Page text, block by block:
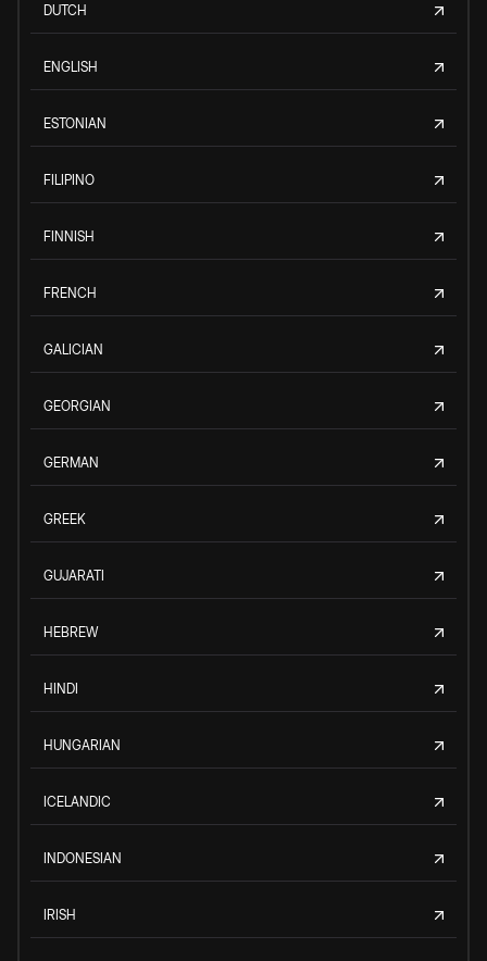
DUTCH
ENGLISH
ESTONIAN
FILIPINO
FINNISH
FRENCH
GALICIAN
GEORGIAN
GERMAN
GREEK
GUJARATI
HEBREW
HINDI
HUNGARIAN
ICELANDIC
INDONESIAN
IRISH